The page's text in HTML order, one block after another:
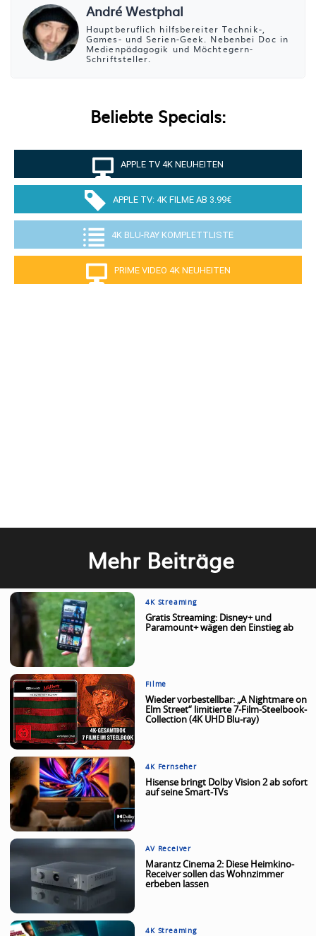
André Westphal
Hauptberuflich hilfsbereiter Technik-,
Games- und Serien-Geek. Nebenbei Doc in
Medienpädagogik und Möchtegern-
Schriftsteller.
Beliebte Specials:
APPLE TV 4K NEUHEITEN
APPLE TV: 4K FILME AB 3.99€
4K BLU-RAY KOMPLETTLISTE
PRIME VIDEO 4K NEUHEITEN
Mehr Beiträge
4K Streaming
Gratis Streaming: Disney+ und
Paramount+ wägen den Einstieg ab
Filme
Wieder vorbestellbar: „A Nightmare on
Elm Street“ limitierte 7-Film-Steelbook-
Collection (4K UHD Blu-ray)
4K Fernseher
Hisense bringt Dolby Vision 2 ab sofort
auf seine Smart-TVs
AV Receiver
Marantz Cinema 2: Diese Heimkino-
Receiver sollen das Wohnzimmer
erbeben lassen
4K Streaming